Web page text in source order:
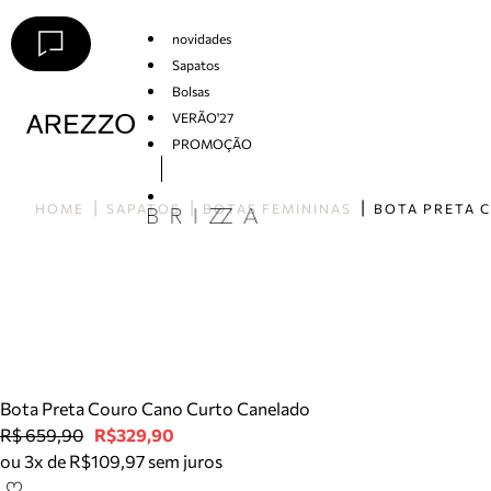
novidades
Sapatos
Bolsas
VERÃO'27
PROMOÇÃO
HOME SAPATOS BOTAS FEMININAS
Bota Preta Couro Cano Curto Canelado
R$ 659,90 R$329,90
ou 3x de R$109,97 sem juros